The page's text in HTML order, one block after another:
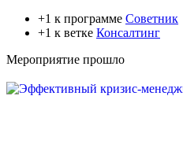
+1 к программе Советник
+1 к ветке Консалтинг
Мероприятие прошло